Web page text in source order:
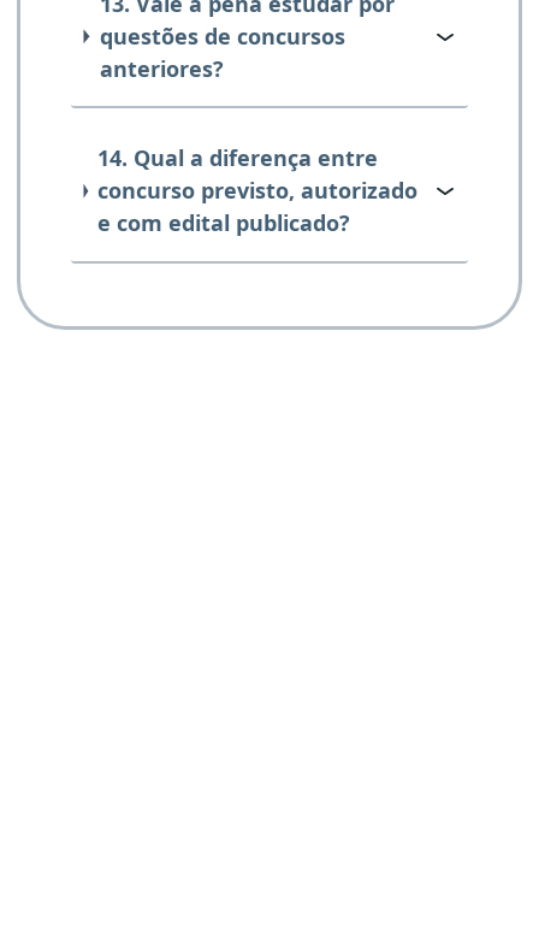
questões de concursos
anteriores?
14. Qual a diferença entre
concurso previsto, autorizado
e com edital publicado?